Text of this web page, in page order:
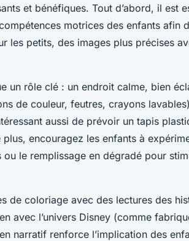
et bénéfiques. Tout d’abord, il est
motrices des enfants afin
les petits, des images plus précises
un rôle clé : un endroit calme, bien
de couleur, feutres, crayons
aussi de prévoir un tapis
encouragez les enfants à
le remplissage en dégradé pour
de coloriage avec des lectures des
avec l’univers Disney (comme
narratif renforce l’implication des